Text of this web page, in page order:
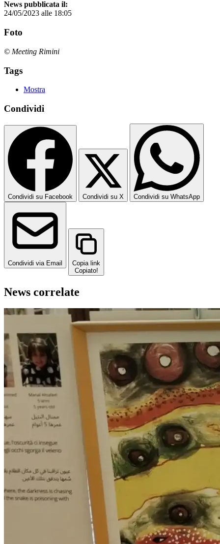
News pubblicata il:
24/05/2023 alle 18:05
Foto
© Meeting Rimini
Tags
Mostra
Condividi
Condividi su Facebook Condividi su X Condividi su WhatsApp
Condividi via Email
Copia link
Copiato!
News correlate